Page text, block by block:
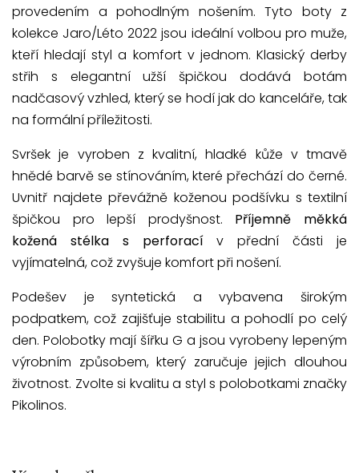
provedením a pohodlným nošením. Tyto boty z
kolekce Jaro/Léto 2022 jsou ideální volbou pro muže,
kteří hledají styl a komfort v jednom. Klasický derby
střih s elegantní užší špičkou dodává botám
nadčasový vzhled, který se hodí jak do kanceláře, tak
na formální příležitosti.
Svršek je vyroben z kvalitní, hladké kůže v tmavě
hnědé barvě se stínováním, které přechází do černé.
Uvnitř najdete převážně koženou podšívku s textilní
špičkou pro lepší prodyšnost. Příjemně měkká
kožená stélka s perforacív přední části je
vyjímatelná, což zvyšuje komfort při nošení.
Podešev je syntetická a vybavena širokým
podpatkem, což zajišťuje stabilitu a pohodlí po celý
den. Polobotky mají šířku G a jsou vyrobeny lepeným
výrobním způsobem, který zaručuje jejich dlouhou
životnost. Zvolte si kvalitu a styl s polobotkami značky
Pikolinos.